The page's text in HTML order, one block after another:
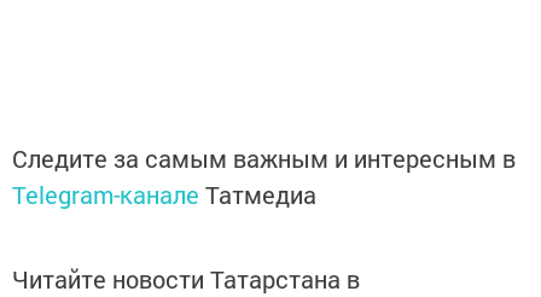
Следите за самым важным и интересным в
Telegram-канале Татмедиа
Читайте новости Татарстана в